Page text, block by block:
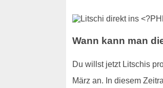
Wann kann man
Du willst jetzt Litschis
März an. In diesem